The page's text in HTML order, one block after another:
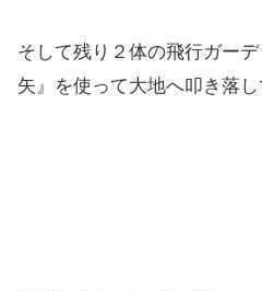
そして残り２体の飛行ガー
矢』を使って大地へ叩き落し